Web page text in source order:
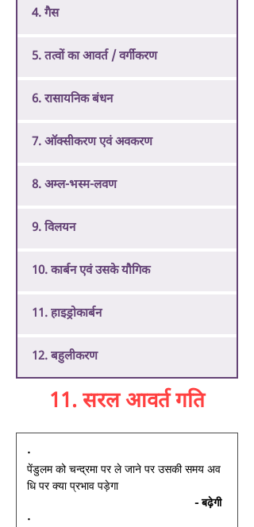
4. गैस
5. तत्वों का आवर्त / वर्गीकरण
6. रासायनिक बंधन
7. ऑक्सीकरण एवं अवकरण
8. अम्ल-भस्म-लवण
9. विलयन
10. कार्बन एवं उसके यौगिक
11. हाइड्रोकार्बन
12. बहुलीकरण
11. सरल आवर्त गति
•
पेंडुलम को चन्द्रमा पर ले जाने पर उसकी समय अव
धि पर क्या प्रभाव पड़ेगा
- बढ़ेगी
•